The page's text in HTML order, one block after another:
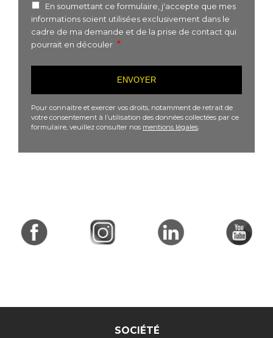
En soumettant ce formulaire, j'accepte que mes
informations soient utilisées exclusivement dans le
cadre de ma demande et de la prise de contact qui
pourrait en découler
Pour connaitre et exercer vos droits, notamment de retrait de
votre consentement à l’utilisation des données collectées par ce
formulaire, veuillez consulter nos mentions légales
SOCIÉTÉ